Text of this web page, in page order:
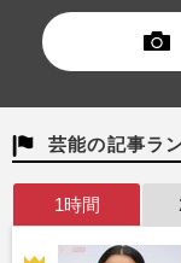
芸能の記事ラ
1時間